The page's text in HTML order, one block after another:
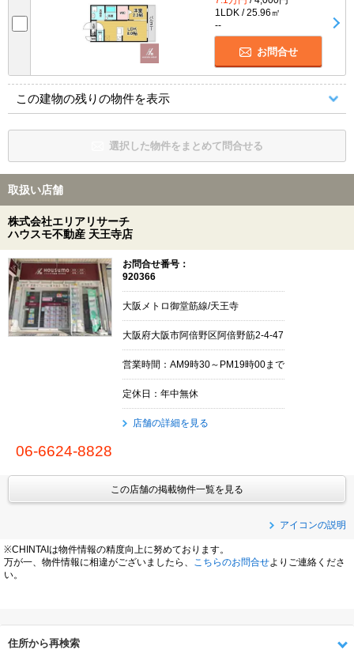
1LDK / 25.96㎡
--
お問合せ
この建物の残りの物件を表示
選択した物件をまとめて問合せる
取扱い店舗
株式会社エリアリサーチ
ハウスモ不動産 天王寺店
お問合せ番号：
920366
大阪メトロ御堂筋線/天王寺
大阪府大阪市阿倍野区阿倍野筋2-4-47
営業時間：AM9時30～PM19時00まで
定休日：年中無休
店舗の詳細を見る
06-6624-8828
この店舗の掲載物件一覧を見る
アイコンの説明
※CHINTAIは物件情報の精度向上に努めております。
万が一、物件情報に相違がございましたら、
こちらのお問合せよりご連絡くださ
い。
住所から再検索